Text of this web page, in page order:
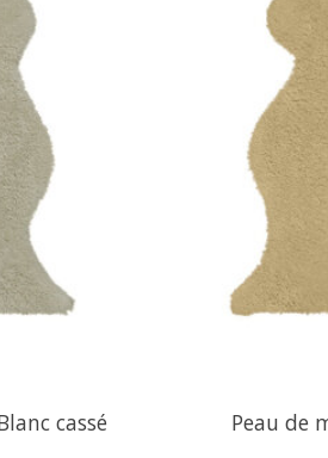
cassé Peau de